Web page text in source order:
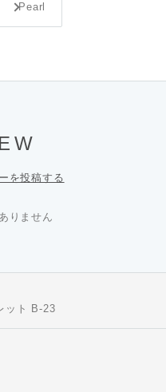
Pearl
を投稿する
りません
ット B-23